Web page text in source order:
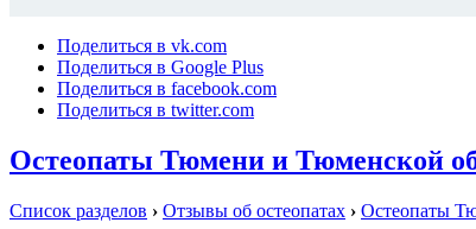
Поделиться в vk.com
Поделиться в Google Plus
Поделиться в facebook.com
Поделиться в twitter.com
Остеопаты Тюмени и Тюменской
Список разделов › Отзывы об остеопатах › Остеопаты